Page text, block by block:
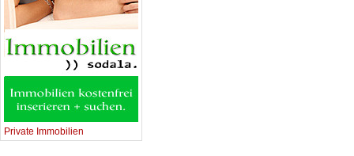
Private Immobilien